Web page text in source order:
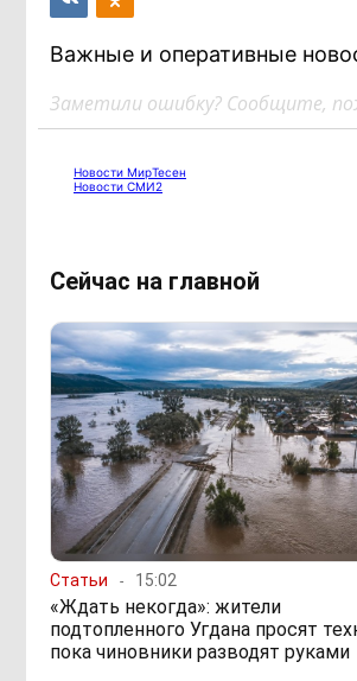
Важные и оперативные
Заметили ошибку? Сообщите,
Новости МирТесен
Новости СМИ2
Сейчас на главной
Статьи 15:02
«Ждать некогда»: жители
подтопленного Угдана просят
пока чиновники разводят руками